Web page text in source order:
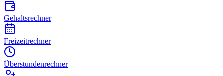
Gehaltsrechner
Freizeitrechner
Überstundenrechner